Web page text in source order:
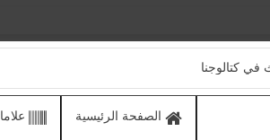
الصفحة الرئيسية